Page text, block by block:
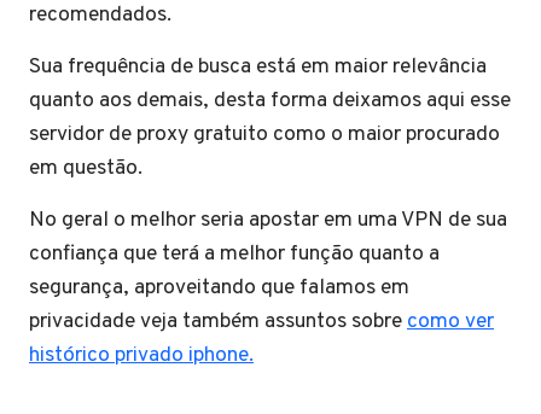
recomendados.
Sua frequência de busca está em maior relevância
quanto aos demais, desta forma deixamos aqui esse
servidor de proxy gratuito como o maior procurado
em questão.
No geral o melhor seria apostar em uma VPN de sua
confiança que terá a melhor função quanto a
segurança, aproveitando que falamos em
privacidade veja também assuntos sobrecomo ver
histórico privado iphone.